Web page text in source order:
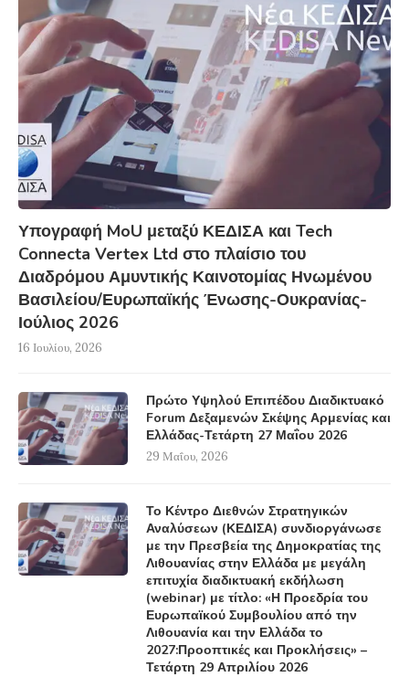
Υπογραφή MoU μεταξύ ΚΕΔΙΣΑ και Tech
Connecta Vertex Ltd στο πλαίσιο του
Διαδρόμου Αμυντικής Καινοτομίας Ηνωμένου
Βασιλείου/Ευρωπαϊκής Ένωσης-Ουκρανίας-
Ιούλιος 2026
16 Ιουλίου, 2026
Πρώτο Υψηλού Επιπέδου Διαδικτυακό
Forum Δεξαμενών Σκέψης Αρμενίας και
Ελλάδας-Τετάρτη 27 Μαΐου 2026
29 Μαΐου, 2026
Το Κέντρο Διεθνών Στρατηγικών
Αναλύσεων (ΚΕΔΙΣΑ) συνδιοργάνωσε
με την Πρεσβεία της Δημοκρατίας της
Λιθουανίας στην Ελλάδα με μεγάλη
επιτυχία διαδικτυακή εκδήλωση
(webinar) με τίτλο: «Η Προεδρία του
Ευρωπαϊκού Συμβουλίου από την
Λιθουανία και την Ελλάδα το
2027:Προοπτικές και Προκλήσεις» –
Τετάρτη 29 Απριλίου 2026